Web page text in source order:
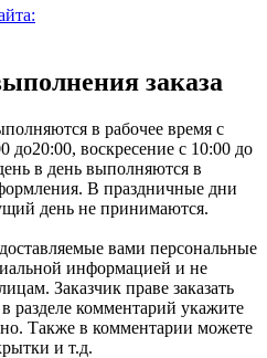
заказа
в рабочее время с
до20:00, воскресение с 10:00 до
в день выполняются в
В праздничные дни
день не принимаются.
вами персональные
информацией и не
Заказчик праве заказать
разделе комментарий укажите
Также в комментарии можете
и т.д.